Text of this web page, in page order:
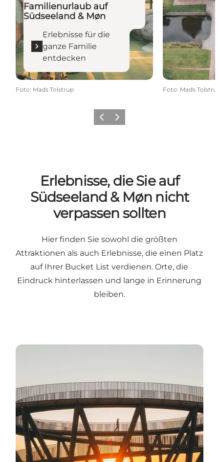
Familienurlaub auf
Südseeland & Møn
Erlebnisse für die
ganze Familie
entdecken
Foto: Mads Tolstrup Foto: Mads
ZurückWeiter
Erlebnisse, die Sie auf
Südseeland & Møn nicht
verpassen sollten
Hier finden Sie sowohl die größten
Attraktionen als auch Erlebnisse, die einen Platz
auf Ihrer Bucket List verdienen. Orte, die
Eindruck hinterlassen und lange in Erinnerung
bleiben.
Die Orte entdecken, die Sie nicht verpassen sollten